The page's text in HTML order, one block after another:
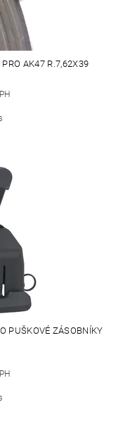
AK47 R.7,62X39
PUŠKOVÉ ZÁSOBNÍKY